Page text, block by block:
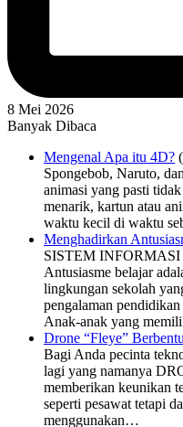
8 Mei 2026
Banyak Dibaca
Mengenal Apa itu 4D?
Spongebob, Naruto,
animasi yang pasti
menarik, kartun atau
waktu kecil di waktu
Menghadirkan
SISTEM
Antusiasme belajar
lingkungan sekolah
pengalaman
Anak-anak yang
Drone “Fleye”
Bagi Anda pecinta
lagi yang namanya
memberikan keunikan
seperti pesawat tetapi
menggunakan…